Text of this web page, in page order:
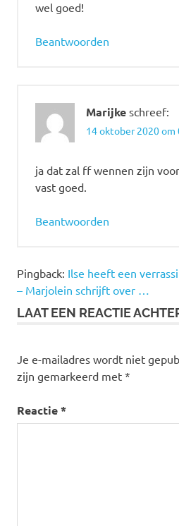
wel goed!
Beantwoorden
Marijke schreef:
14 oktober 2020 om
ja dat zal ff wennen zijn
vast goed.
Beantwoorden
Pingback: Ilse heeft een
– Marjolein schrijft over …
LAAT EEN REACTIE
Je e-mailadres wordt niet
zijn gemarkeerd met *
Reactie*